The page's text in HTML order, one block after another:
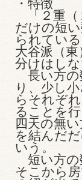
・特徴
「２重（
だけの短
られてい
大谷派（
分けはし
長い方の
り、少し
らそれぞ
ることを
四天の無
を結んだ
いう。
短い方の
そこから